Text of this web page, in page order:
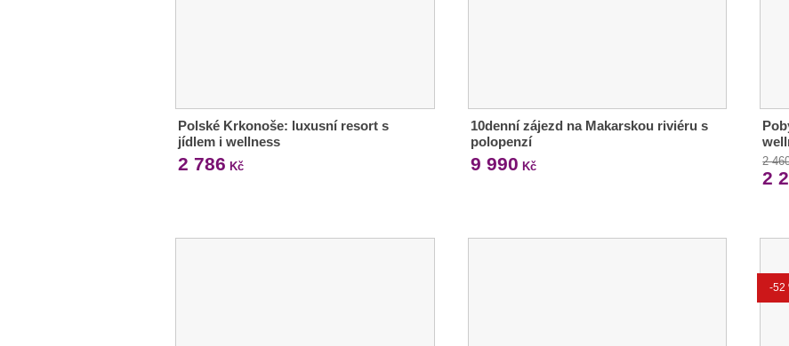
Polské Krkonoše: luxusní resort s
jídlem i wellness
2 786 Kč
10denní zájezd na Makarskou riviéru s
polopenzí
9 990 Kč 2
2
-52